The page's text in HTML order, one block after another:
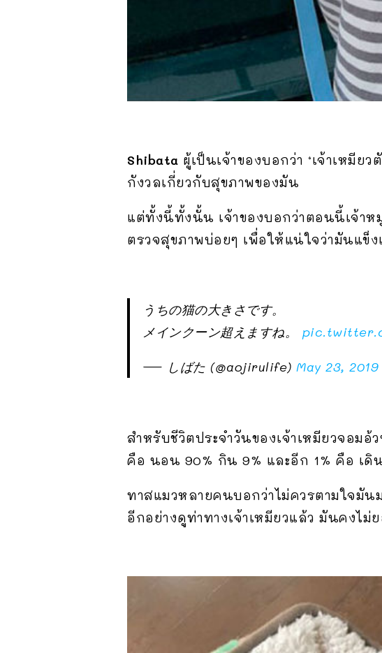
Shibata ผู้เป็นเจ้าของบอกว่า ‘เจ้าเหมี
กังวลเกี่ยวกับสุขภาพของมัน
แต่ทั้งนี้ทั้งนั้น เจ้าของบอกว่าตอนนี้เจ้าห
ตรวจสุขภาพบ่อยๆ เพื่อให้แน่ใจว่ามันแข็ง
うちの猫の大きさです。
メインクーン超えますね。
— しばた (@aojirulife) May 23, 2019
สำหรับชีวิตประจำวันของเจ้าเหมียวจอ
คือ นอน 90% กิน 9% และอีก 1% คือ เดิ
ทาสแมวหลายคนบอกว่าไม่ควรตามใจมั
อีกอย่างดูท่าทางเจ้าเหมียวแล้ว มันคงไม่